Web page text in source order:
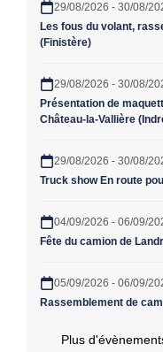
29/08/2026 - 30/08/
Les fous du volant,
(Finistère)
29/08/2026 - 30/08/
Présentation de
Château-la-Vallière
29/08/2026 - 30/08/
Truck show En route
04/09/2026 - 06/09/
Fête du camion de
05/09/2026 - 06/09/
Rassemblement de
Plus